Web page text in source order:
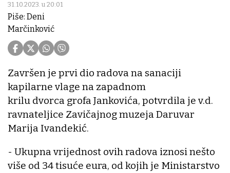
31.10.2023. u 20:01
Piše: Deni
Marčinković
Završen je prvi dio radova na sanaciji
kapilarne vlage na zapadnom
krilu dvorca grofa Jankovića, potvrdila je v.d.
ravnateljice Zavičajnog muzeja Daruvar
Marija Ivandekić.
- Ukupna vrijednost ovih radova iznosi nešto
više od 34 tisuće eura, od kojih je Ministarstvo